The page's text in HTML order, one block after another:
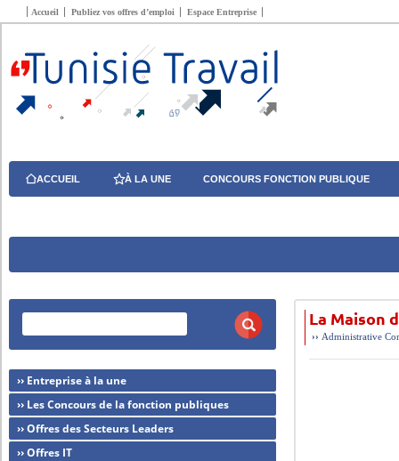
Accueil Publiez vos offres d’emploi Espace Entreprise
ACCUEIL À LA UNE CONCOURS FONCTION PUBLIQUE
La Maison
›› Administrative
›› Entreprise à la une
›› Les Concours de la fonction publiques
›› Offres des Secteurs Leaders
›› Offres IT